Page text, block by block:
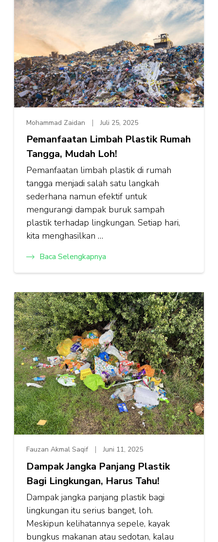
Mohammad Zaidan Juli 25, 2025
Pemanfaatan Limbah Plastik Rumah
Tangga, Mudah Loh!
Pemanfaatan limbah plastik di rumah
tangga menjadi salah satu langkah
sederhana namun efektif untuk
mengurangi dampak buruk sampah
plastik terhadap lingkungan. Setiap hari,
kita menghasilkan …
Baca Selengkapnya
Fauzan Akmal Saqif Juni 11, 2025
Dampak Jangka Panjang Plastik
Bagi Lingkungan, Harus Tahu!
Dampak jangka panjang plastik bagi
lingkungan itu serius banget, loh.
Meskipun kelihatannya sepele, kayak
bungkus makanan atau sedotan, kalau